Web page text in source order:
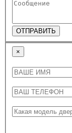
ОТПРАВИТЬ
×